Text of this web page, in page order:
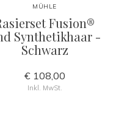
MÜHLE
Fusion®
Synthetikhaar -
Schwarz
€ 108,00
Inkl. MwSt.